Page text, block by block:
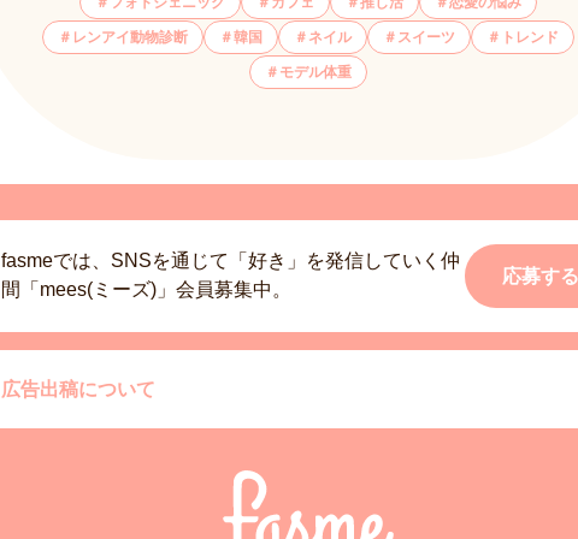
レンアイ動物診断 韓国 ネイル スイーツ トレンド
モデル体重
fasmeでは、SNSを通じて「好き」を発信していく仲
間「mees(ミーズ)」会員募集中。
応募する
広告出稿について